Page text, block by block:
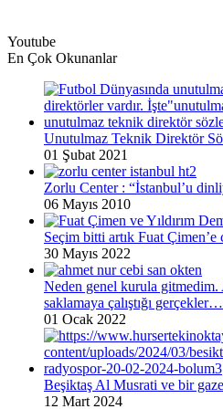
Youtube
En Çok Okunanlar
Unutulmaz Teknik Direktör
01 Şubat 2021
Zorlu Center : “İstanbul’u
06 Mayıs 2010
Seçim bitti artık Fuat
30 Mayıs 2022
Neden genel kurula
saklamaya çalıştığı gerçekler…
01 Ocak 2022
Beşiktaş Al Musrati ve bir
12 Mart 2024